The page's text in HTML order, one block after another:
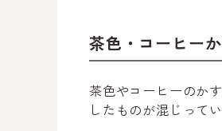
茶色・コーヒー
茶色やコーヒーのか
したものが混じって